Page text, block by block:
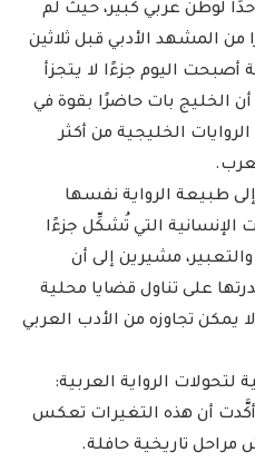
لوطن عربي كبير، حيث لم
من المشهد الأدبي قبل ثلاثين
أصبحت اليوم جزءًا لا يتجزأ
الخليج بات حاضرًا بقوة في
الخليجية من أكثر
طبيعة الرواية نفسها
التي تُشكِّل جزءًا
مشيرين إلى أن
على تناول قضايا محلية
يمكن تجاوزه من الأدب العربي
لتحولات الرواية العربية:
أن هذه التغيرات تعكس
تاريخية حافلة.